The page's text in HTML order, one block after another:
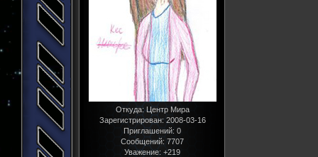
Откуда: Центр Мира
Зарегистрирован: 2008-03-16
Приглашений: 0
Сообщений: 7707
Уважение: +219